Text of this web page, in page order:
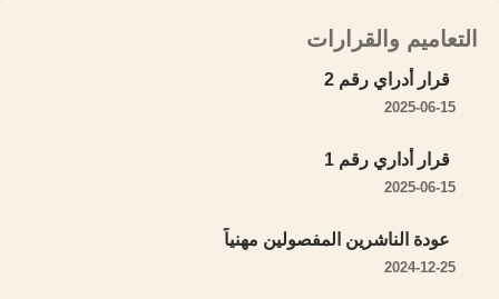
التعاميم والقرارات
قرار أدراي رقم 2
2025-06-15
قرار أداري رقم 1
2025-06-15
عودة الناشرين المفصولين مهنياً
2024-12-25